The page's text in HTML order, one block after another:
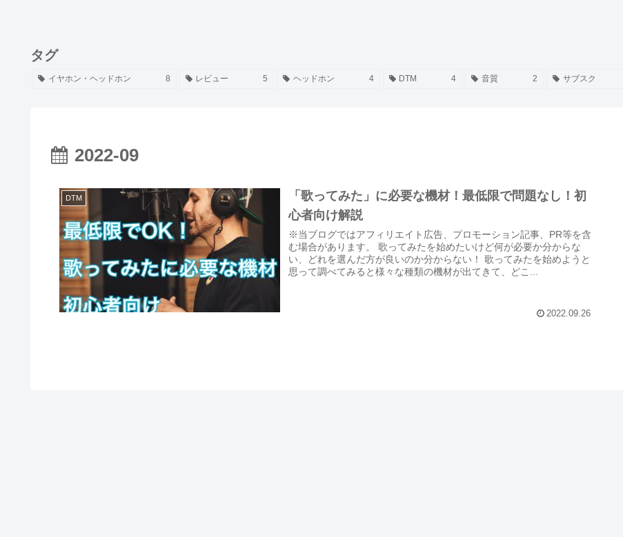
タグ
イヤホン・ヘッドホン 8 レビュー 5 ヘッドホン 4 DTM 4 音質 2 サブスク
2022-09
DTM
「歌ってみた」に必要な機材！最低限で問題なし！初
心者向け解説
※当ブログではアフィリエイト広告、プロモーション記事、PR等を含
む場合があります。 歌ってみたを始めたいけど何が必要か分からな
い、どれを選んだ方が良いのか分からない！ 歌ってみたを始めようと
思って調べてみると様々な種類の機材が出てきて、どこ...
2022.09.26